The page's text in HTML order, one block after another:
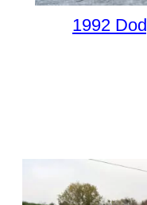
1992